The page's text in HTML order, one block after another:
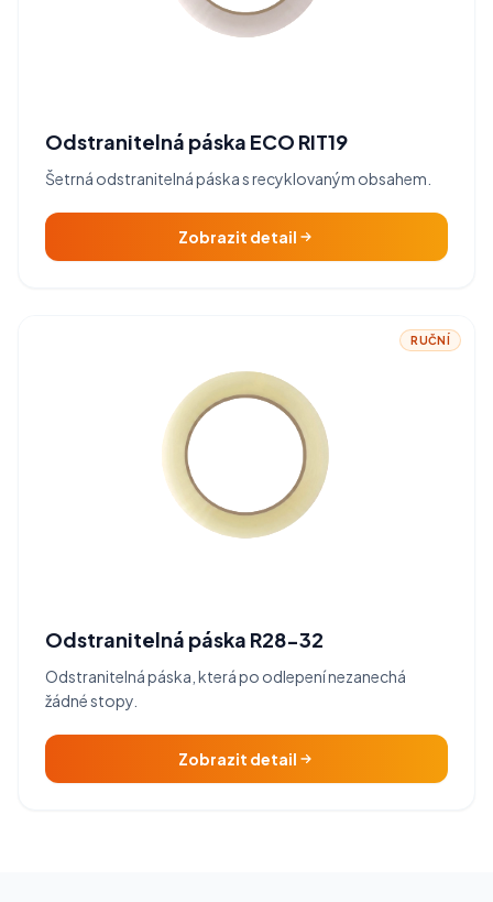
Odstranitelná páska ECO RIT19
Šetrná odstranitelná páska s recyklovaným obsahem.
Zobrazit detail
RUČNÍ
Odstranitelná páska R28-32
Odstranitelná páska, která po odlepení nezanechá
žádné stopy.
Zobrazit detail